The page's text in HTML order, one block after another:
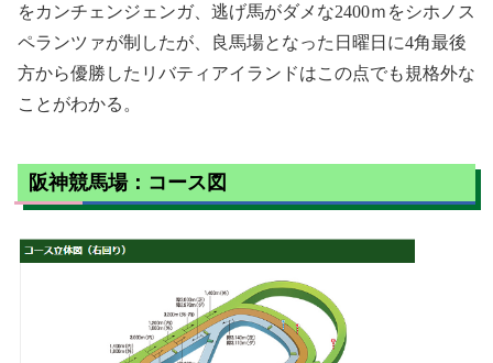
をカンチェンジェンガ、逃げ馬がダメな2400ｍをシホノス
ペランツァが制したが、良馬場となった日曜日に4角最後
方から優勝したリバティアイランドはこの点でも規格外な
ことがわかる。
阪神競馬場：コース図